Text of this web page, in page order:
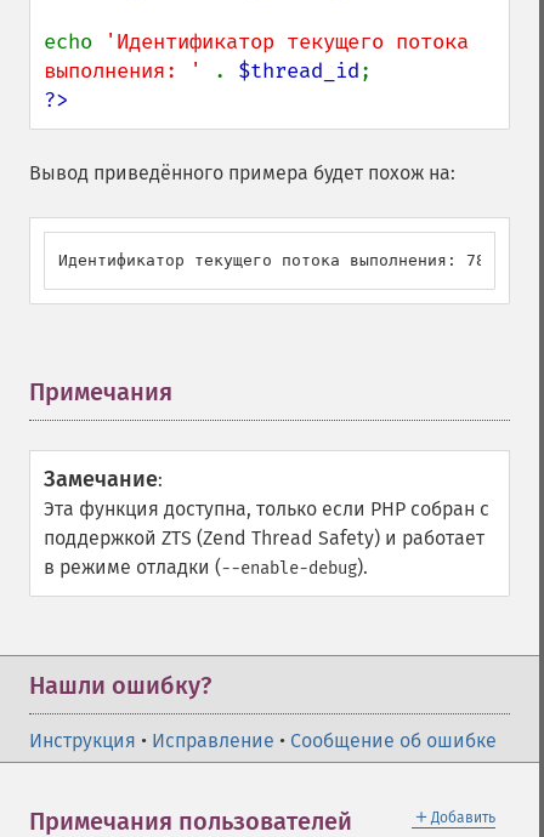
echo
'Идентификатор текущего потока
выполнения: '
. $thread_id
?>
Вывод приведённого примера будет похож на:
Идентификатор текущего потока выполнения: 7864
Примечания
Замечание:
Эта функция доступна, только если PHP собран с
поддержкой ZTS (Zend Thread Safety) и работает
в режиме отладки (--enable-debug).
Нашли ошибку?
Инструкция • Исправление • Сообщение об ошибке
＋ Добавить
Примечания пользователей